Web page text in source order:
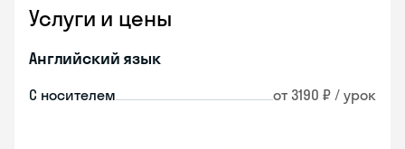
Услуги и цены
Английский язык
С носителем от 3190 ₽ / урок